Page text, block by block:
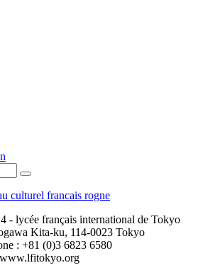
- lycée français international de Tokyo
Kita-ku, 114-0023 Tokyo
: +81 (0)3 6823 6580
www.lfitokyo.org